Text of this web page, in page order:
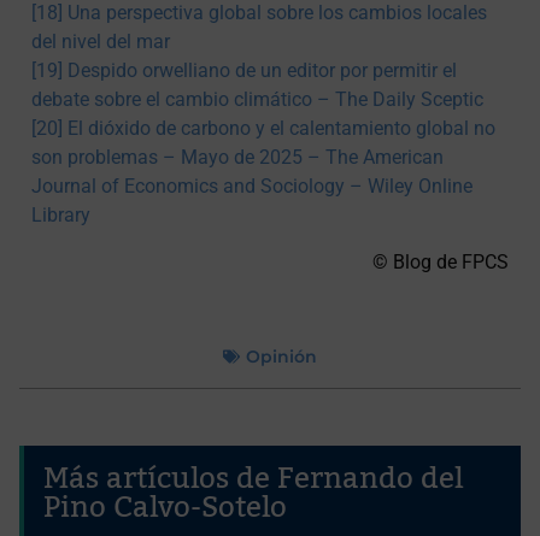
[18] Una perspectiva global sobre los cambios locales
del nivel del mar
[19] Despido orwelliano de un editor por permitir el
debate sobre el cambio climático – The Daily Sceptic
[20] El dióxido de carbono y el calentamiento global no
son problemas – Mayo de 2025 – The American
Journal of Economics and Sociology – Wiley Online
Library
© Blog de FPCS
Opinión
Más artículos de Fernando del
Pino Calvo-Sotelo